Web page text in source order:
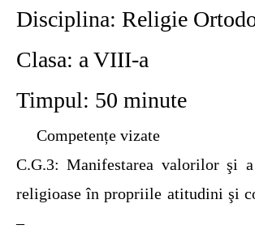
Disciplina: Religie
Clasa: a VIII-a
Timpul: 50 minute​
Competențe vizate
C.G.3: Manifestarea valorilor şi
religioase în propriile atitudini şi
–